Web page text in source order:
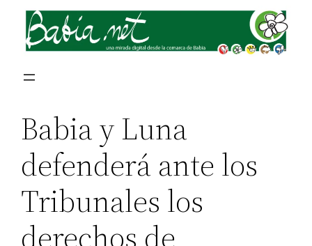
Babia y Luna
defenderá ante los
Tribunales los
derechos de